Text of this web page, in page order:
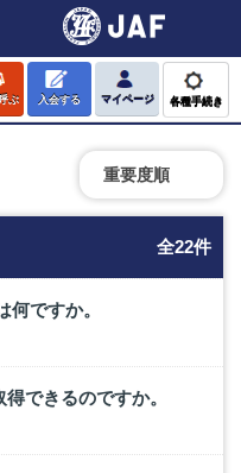
ぶ 入会する マイページ 各種手続き
重要度順
全22件
ですか。
できるのですか。